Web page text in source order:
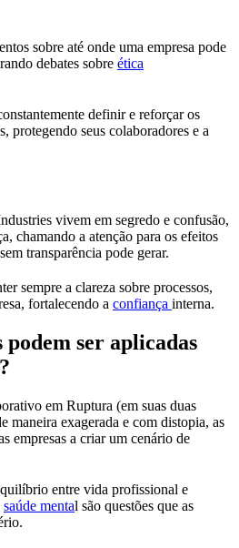
sobre até onde uma empresa pode
debates sobre ética
definir e reforçar os
protegendo seus colaboradores e a
vivem em segredo e confusão,
chamando a atenção para os efeitos
transparência pode gerar.
sempre a clareza sobre processos,
fortalecendo a confiança interna.
podem ser aplicadas
em Ruptura (em suas duas
maneira exagerada e com distopia, as
empresas a criar um cenário de
entre vida profissional e
saúde mental são questões que as